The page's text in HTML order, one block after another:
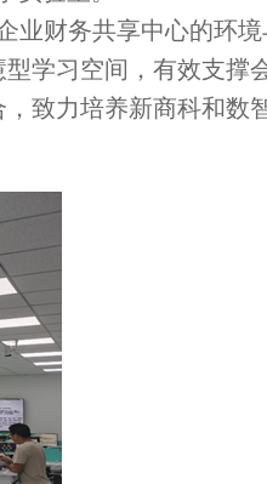
业财务共享中心的环
学习空间，有效支撑
致力培养新商科和数